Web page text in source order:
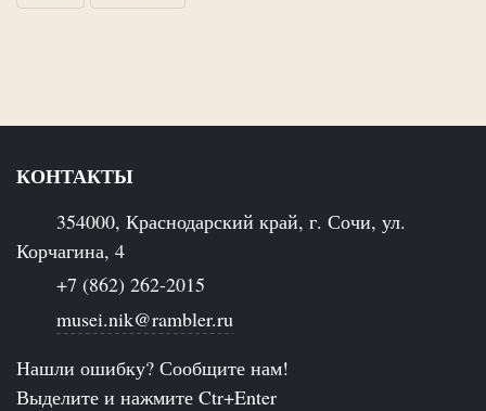
КОНТАКТЫ
354000, Краснодарский край, г. Сочи, ул.
Корчагина, 4
+7 (862) 262-2015
musei.nik@rambler.ru
Нашли ошибку? Сообщите нам!
Выделите и нажмите Ctr+Enter